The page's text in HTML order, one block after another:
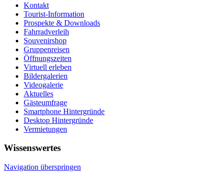
Kontakt
Tourist-Information
Prospekte & Downloads
Fahrradverleih
Souvenirshop
Gruppenreisen
Öffnungszeiten
Virtuell erleben
Bildergalerien
Videogalerie
Aktuelles
Gästeumfrage
Smartphone Hintergründe
Desktop Hintergründe
Vermietungen
Wissenswertes
Navigation überspringen